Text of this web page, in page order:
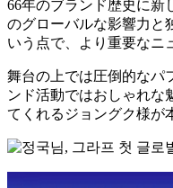
66年のブランド歴史に新
のグローバルな影響力と
いう点で、より重要なニ
舞台の上では圧倒的なパ
ンド活動ではおしゃれな
てくれるジョングク様が